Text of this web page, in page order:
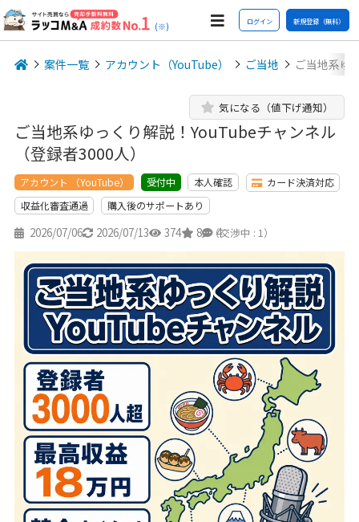
(※) ログイン 新規登録（無料）
案件一覧 アカウント（YouTube） ご当地 ご当地系ゆ
ご当地系ゆっくり解説！YouTubeチャンネル
（登録者3000人）
気になる（値下げ通知）
アカウント （YouTube） 受付中 本人確認
カード決済対応
収益化審査通過
購入後のサポートあり
2026/07/06 2026/07/13 374 8 4
（交渉中 : 1）